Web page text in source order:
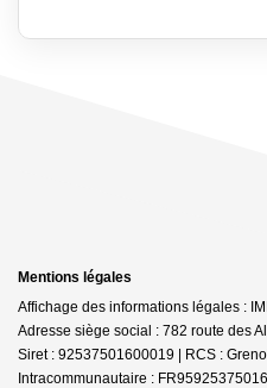
Mentions légales
Affichage des informations légales :
Adresse siège social : 782 route des
Siret : 92537501600019 | RCS :
Intracommunautaire :